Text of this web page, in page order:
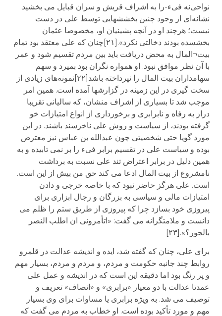
نواحی‌نه فیء-را به اشراف قریش و سران قبایل می بخشید.
نشانه‌ای از وجود چنین بخششهایی توسط علی در دست
نیست؛ هرچند او در آنچه پشینیان او، مخصوصا عثمان
بخشسده بودند دخالتی نکرد».[۲۱]چنان که علی معتقد بود تمام
بیت¬المال به محض دریافت باید بین مردم تقسیم شود و عمر
با آن نظر موافق نبود. او همواره نگران بود بمیرد و سهم
سهامداران بیت المال را نپرداخته باشد[۲۲]نمونه‌های زیادی از
سخت گیری در این زمینه در گزارشها آمده است. همین امر
موجب شد تا بسیاری از اشراف منشان، که سالیانی تقریبا
دراز به رفاه و نابرابری و برخورداری از انواع امتیازات خو
گرفته بودند، از سیاست و روش علی ناخرسند باشند. در این
مورد گویا حتی شخصیتی چون عبدالله بن عباس نیز معترض
بوده و سیاست علی در تقسیم برابر فیء را بر نمی تابیده و به
همین دلیل در برابر اعتراض تند علی نسبت به برداشت
نامشروع از بیت المال ادعا می کند حق من بیش از این است.
است. علی هرگز حاضر نبود که با خاصه خرجی و دادن
امتیازات مالی و سیاسی به بزرگان و رجال ابزاری برای
پیروزی خود بسازد چرا که پیروزی از طریق ستم را ظلم می
دانست و ملامتگرانه می گفت: «اتأمرونی ان اطلب النصر
بالجور؟».[۲۳]
برای علی، چنان که گفته شد، ایده و اندیشه عدالت در قلمرو
روابط چند جانبه حکومت و مردم، و مردم و مردم، بسیار مهم
و پر رنگ بود اما دقیقه این است که در اندیشه و عمل علی
عمدتا عدالت با دو معیار «برابری» و «انصاف» تعریف و
توصیف می شد. به ویژه برابری یا مساوات برای وی بسیار
مهم و مورد تأکید بوده است. او خطاب به مردم می گفت که